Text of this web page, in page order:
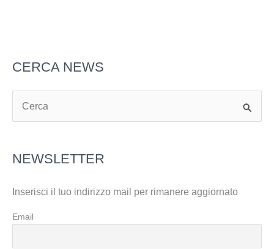
CERCA NEWS
e
c
:
NEWSLETTER
Inserisci il tuo indirizzo mail per rimanere aggiornato
Email